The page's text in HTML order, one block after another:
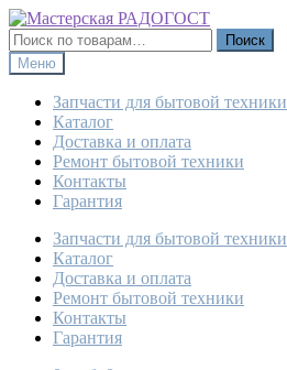
Перейти
к
навигации
Перейти
к
содержимому
Искать:
Поиск
Меню
Запчасти для бытовой техники
Каталог
Доставка и оплата
Ремонт бытовой техники
Контакты
Гарантия
Запчасти для бытовой техники
Каталог
Доставка и оплата
Ремонт бытовой техники
Контакты
Гарантия